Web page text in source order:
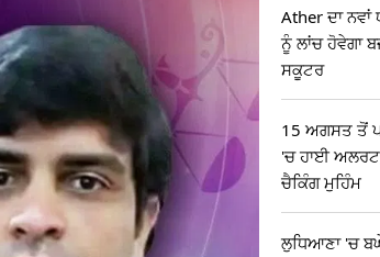
Ather ਦਾ
ਨੂੰ ਲਾਂਚ ਹੋਵੇਗਾ
ਸਕੂਟਰ
15 ਅਗਸਤ ਤੋਂ
'ਚ ਹਾਈ
ਚੈਕਿੰਗ ਮੁਹਿੰਮ
ਲੁਧਿਆਣਾ 'ਚ